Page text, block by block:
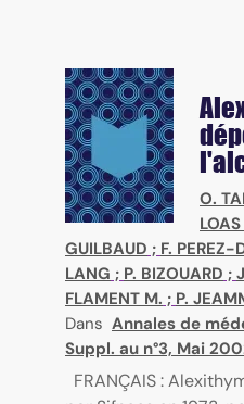
O.
GUILBAUD ; F. PEREZ-
LANG ; P. BIZOUARD ;
FLAMENT M. ; P.
Dans Annales de
Suppl. au n°3, Mai
FRANÇAIS :